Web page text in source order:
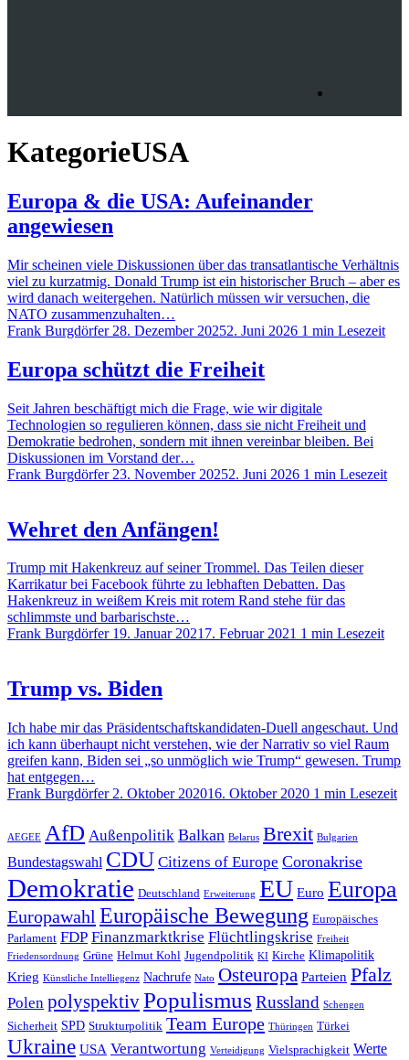
KategorieUSA
Europa & die USA: Aufeinander
angewiesen
Mir scheinen viele Diskussionen über das transatlantische Verhältnis
viel zu kurzatmig. Donald Trump ist ein historischer Bruch – aber es
wird danach weitergehen. Natürlich müssen wir versuchen, die
NATO zusammenzuhalten…
Frank Burgdörfer 28. Dezember 20252. Juni 2026 1 min Lesezeit
Europa schützt die Freiheit
Seit Jahren beschäftigt mich die Frage, wie wir digitale
Technologien so regulieren können, dass sie nicht Freiheit und
Demokratie bedrohen, sondern mit ihnen vereinbar bleiben. Bei
Diskussionen im Vorstand der…
Frank Burgdörfer 23. November 20252. Juni 2026 1 min Lesezeit
Wehret den Anfängen!
Trump mit Hakenkreuz auf seiner Trommel. Das Teilen dieser
Karrikatur bei Facebook führte zu lebhaften Debatten. Das
Hakenkreuz in weißem Kreis mit rotem Rand stehe für das
schlimmste und barbarischste…
Frank Burgdörfer 19. Januar 20217. Februar 2021 1 min Lesezeit
Trump vs. Biden
Ich habe mir das Präsidentschaftskandidaten-Duell angeschaut. Und
ich kann überhaupt nicht verstehen, wie der Narrativ so viel Raum
greifen kann, Biden sei „so unmöglich wie Trump“ gewesen. Trump
hat entgegen…
Frank Burgdörfer 2. Oktober 202016. Oktober 2020 1 min Lesezeit
AEGEE AfD Außenpolitik Balkan Belarus Brexit Bulgarien
Bundestagswahl CDU Citizens of Europe Coronakrise
Demokratie Deutschland Erweiterung EU Euro Europa
Europawahl Europäische Bewegung Europäisches
Parlament FDP Finanzmarktkrise Flüchtlingskrise Freiheit
Friedensordnung Grüne Helmut Kohl Jugendpolitik KI Kirche Klimapolitik
Krieg Künstliche Intelliegenz Nachrufe Nato Osteuropa Parteien Pfalz
Polen polyspektivPopulismus Russland Schengen
Sicherheit SPD Strukturpolitik Team Europe Thüringen Türkei
Ukraine USA Verantwortung Verteidigung Vielsprachigkeit Werte